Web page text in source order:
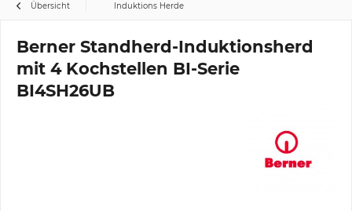
Übersicht Induktions Herde
Berner Standherd-Induktionsherd
mit 4 Kochstellen BI-Serie
BI4SH26UB